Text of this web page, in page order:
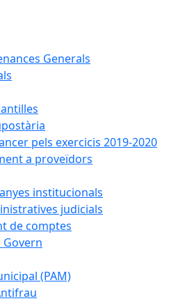
Generals
pels exercicis 2019-2020
a proveïdors
institucionals
judicials
de comptes
Govern
(PAM)